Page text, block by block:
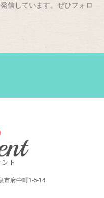
信しています。ぜひフォロ
府中町1-5-14